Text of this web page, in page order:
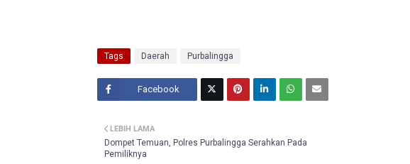
Tags Daerah Purbalingga
Facebook
LEBIH LAMA
Dompet Temuan, Polres Purbalingga Serahkan Pada
Pemiliknya